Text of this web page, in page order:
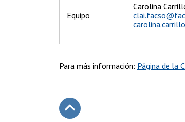
Equipo
Carolina
Para más información: Página de la